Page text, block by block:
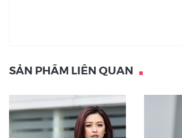
SẢN PHẨM LIÊN QUAN